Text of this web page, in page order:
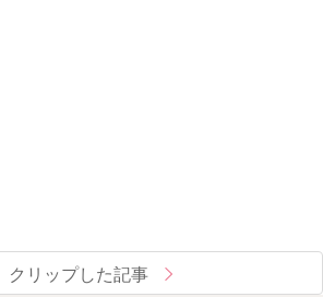
クリップした記事